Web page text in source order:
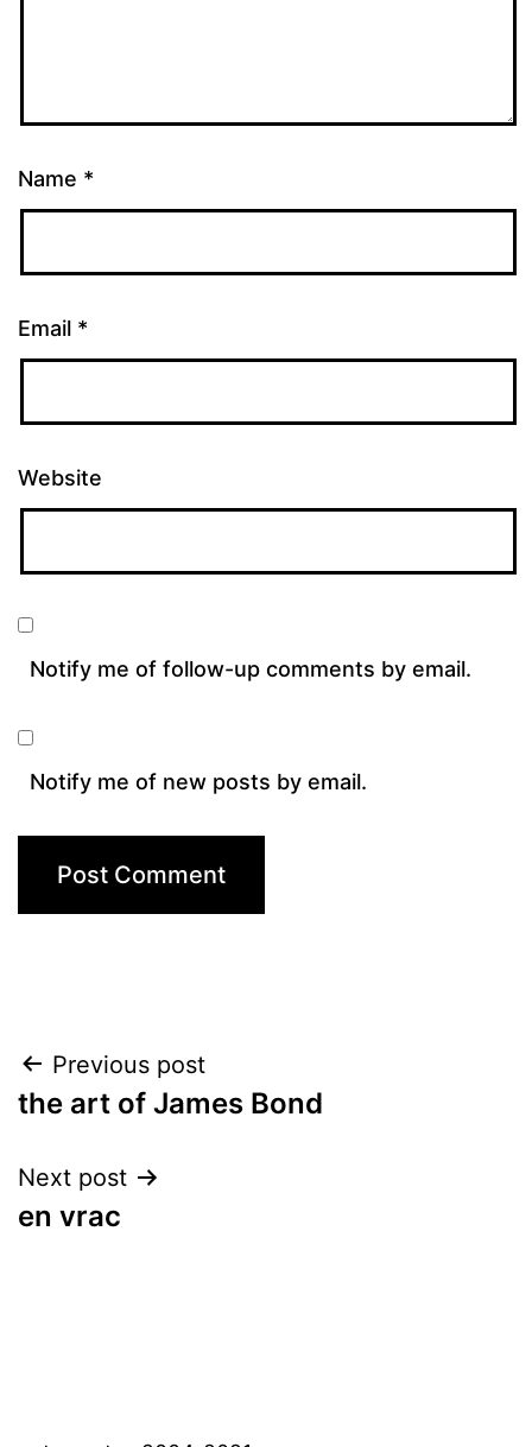
Name *
Email *
Website
Notify me of follow-up comments by email.
Notify me of new posts by email.
Post
navigation
Previous post
the art of James Bond
Next post
en vrac